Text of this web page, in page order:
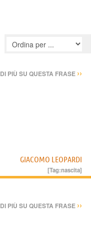
DI PIÙ SU QUESTA FRASE ››
GIACOMO LEOPARDI
[Tag:nascita]
DI PIÙ SU QUESTA FRASE ››